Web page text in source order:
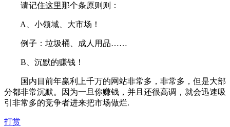
请记住这里那个条原则则：
A、小领域、大市场！
例子：垃圾桶、成人用品……
B、沉默的赚钱！
国内目前年赢利上千万的网站非常多，非常多，但是大部
分都非常沉默。因为一旦你赚钱，并且还很高调，就会迅速吸
引非常多的竞争者进来把市场做烂.
打赏